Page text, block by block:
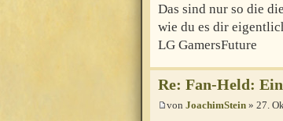
Das sind nur so die
wie du es dir
LG GamersFuture
Re: Fan-Held:
von JoachimStein » 27.